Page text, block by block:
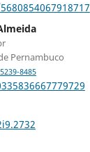
Pernambuco
8485